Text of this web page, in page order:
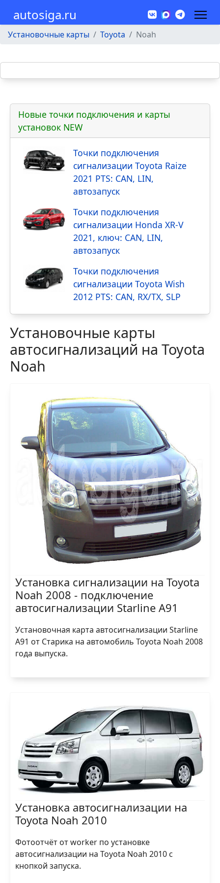
autosiga.ru
Установочные карты Toyota Noah
Новые точки подключения и карты
установок NEW
Точки подключения
сигнализации Toyota Raize
2021 PTS: CAN, LIN,
автозапуск
Точки подключения
сигнализации Honda XR-V
2021, ключ: CAN, LIN,
автозапуск
Точки подключения
сигнализации Toyota Wish
2012 PTS: CAN, RX/TX, SLP
Установочные карты
автосигнализаций на Toyota
Noah
Установка сигнализации на Toyota
Noah 2008 - подключение
автосигнализации Starline A91
Установочная карта автосигнализации Starline
A91 от Старика на автомобиль Toyota Noah 2008
года выпуска.
Установка автосигнализации на
Toyota Noah 2010
Фотоотчёт от worker по установке
автосигнализации на Toyota Noah 2010 с
кнопкой запуска.